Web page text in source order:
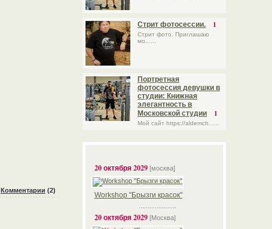
Комментарии (2)
Стрит фотосессии. 1
Стрит фото. Приглашаю
мо......
Портретная
фотосессия девушки в
студии: Книжная
элегантность в
Московской студии
1
Мой сайт https://aldemch......
20 октября 2029 [москва]
Workshop "Брызги красок"
20 октября 2029 [Москва]